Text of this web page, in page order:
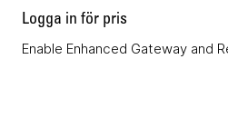
Logga in för pris
Enable Enhanced Gateway and